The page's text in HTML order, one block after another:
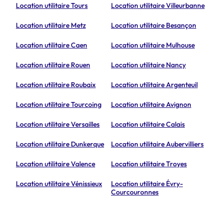
Location utilitaire Tours Location utilitaire Villeurbanne
Location utilitaire Metz Location utilitaire Besançon
Location utilitaire Caen Location utilitaire Mulhouse
Location utilitaire Rouen Location utilitaire Nancy
Location utilitaire Roubaix Location utilitaire Argenteuil
Location utilitaire Tourcoing Location utilitaire Avignon
Location utilitaire Versailles Location utilitaire Calais
Location utilitaire Dunkerque Location utilitaire Aubervilliers
Location utilitaire Valence Location utilitaire Troyes
Location utilitaire Vénissieux
Location utilitaire Évry-
Courcouronnes